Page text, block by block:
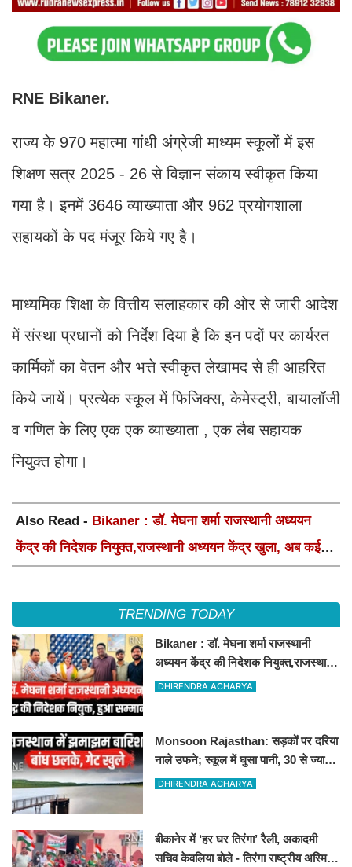
RNE Bikaner.
राज्य के 970 महात्मा गांधी अंग्रेजी माध्यम स्कूलों में इस
शिक्षण सत्र 2025 - 26 से विज्ञान संकाय स्वीकृत किया
गया है। इनमें 3646 व्याख्याता और 962 प्रयोगशाला
सहायकों के पद मंजूर किये गए है।
माध्यमिक शिक्षा के वित्तीय सलाहकार की ओर से जारी आदेश
में संस्था प्रधानों को निर्देश दिया है कि इन पदों पर कार्यरत
कार्मिकों का वेतन और भत्ते स्वीकृत लेखामद से ही आहरित
किये जायें। प्रत्येक स्कूल में फिजिक्स, केमेस्ट्री, बायालॉजी
व गणित के लिए एक एक व्याख्याता , एक लैब सहायक
नियुक्त होगा।
Also Read - Bikaner : डॉ. मेघना शर्मा राजस्थानी अध्ययन
केंद्र की निदेशक नियुक्त,राजस्थानी अध्ययन केंद्र खुला, अब कई
TRENDING TODAY
Bikaner : डॉ. मेघना शर्मा राजस्थानी
अध्ययन केंद्र की निदेशक नियुक्त,राजस्थानी
अध्ययन केंद्र खुला, अब कई आयोजन होंगे
DHIRENDRA ACHARYA
Monsoon Rajasthan: सड़कों पर दरिया
नाले उफने; स्कूल में घुसा पानी, 30 से ज्यादा
बच्चों का रेस्क्यू
DHIRENDRA ACHARYA
बीकानेर में ‘हर घर तिरंगा’ रैली, अकादमी
सचिव केवलिया बोले - तिरंगा राष्ट्रीय अस्मिता